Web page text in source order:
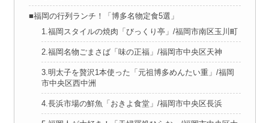
■福岡の行列ランチ！「博多名物定食5選」
1.福岡スタイルの焼肉「びっくり亭」/福岡市南区玉川町
2.福岡名物ごまさば「味の正福」/福岡市中央区天神
3.明太子を贅沢1本使った「元祖博多めんたい重」/福岡
市中央区西中洲
4.長浜市場の鮮魚「おきよ食堂」/福岡市中央区長浜